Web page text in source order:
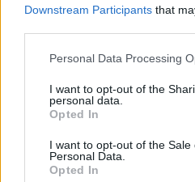
Downstream Participants that
Please note that this website/
not limited to your visit or usage
grant or deny consent to Google
use your data for below
consent section.
Personal Data Processing
I want to opt-out of the
personal data.
Opted In
I want to opt-out of the Sale
Personal Data.
Opted In
Τα 19 κορυφαία